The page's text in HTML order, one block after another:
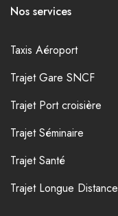
Nos services
Taxis Aéroport
Trajet Gare SNCF
Trajet Port croisière
Trajet Séminaire
Trajet Santé
Trajet Longue Distance